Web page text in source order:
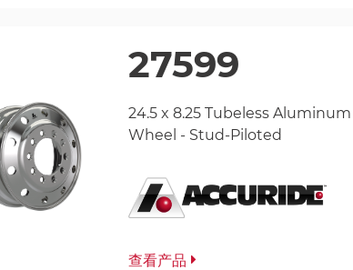
27599
24.5 x 8.25 Tubeless Aluminum
Wheel - Stud-Piloted
查看产品